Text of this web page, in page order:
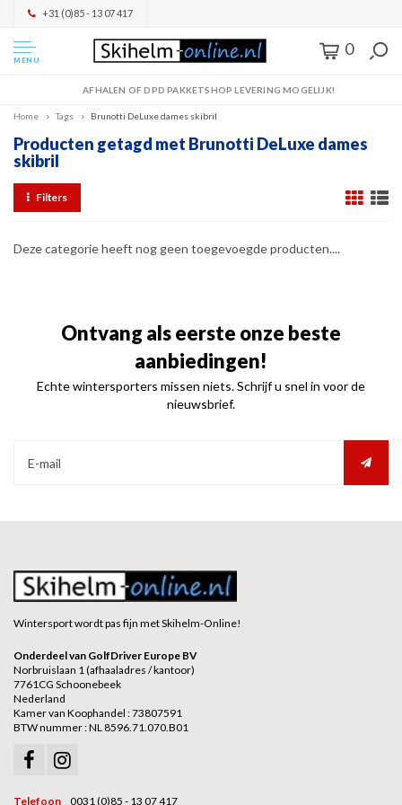
+31 (0)85 - 13 07 417
MENU
0
AFHALEN OF DPD PAKKETSHOP LEVERING MOGELIJK!
Home Tags Brunotti DeLuxe dames skibril
Producten getagd met Brunotti DeLuxe dames
skibril
Filters
Deze categorie heeft nog geen toegevoegde producten....
Ontvang als eerste onze beste
aanbiedingen!
Echte wintersporters missen niets. Schrijf u snel in voor de
nieuwsbrief.
Wintersport wordt pas fijn met Skihelm-Online!
Onderdeel van GolfDriver Europe BV
Norbruislaan 1 (afhaaladres / kantoor)
7761CG Schoonebeek
Nederland
Kamer van Koophandel : 73807591
BTW nummer : NL 8596.71.070.B01
Telefoon 0031 (0)85 - 13 07 417